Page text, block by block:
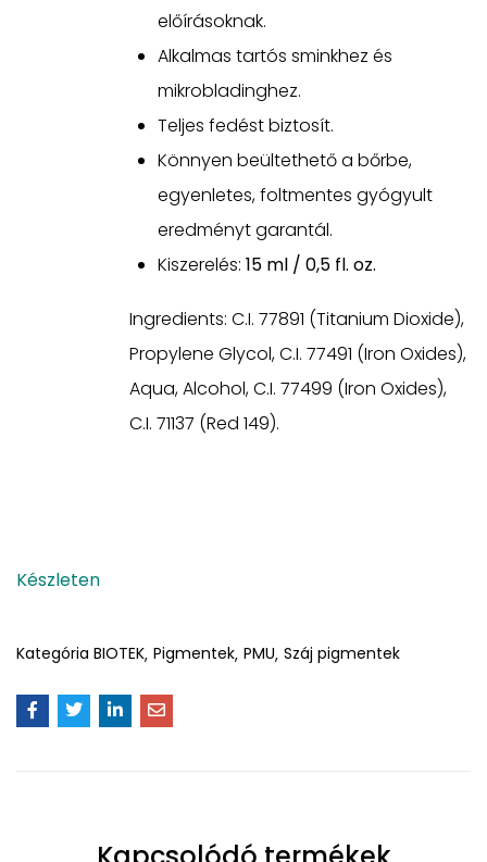
előírásoknak.
Alkalmas tartós sminkhez és
mikrobladinghez.
Teljes fedést biztosít.
Könnyen beültethető a bőrbe,
egyenletes, foltmentes gyógyult
eredményt garantál.
Kiszerelés: 15 ml / 0,5 fl. oz.
Ingredients: C.I. 77891 (Titanium Dioxide),
Propylene Glycol, C.I. 77491 (Iron Oxides),
Aqua, Alcohol, C.I. 77499 (Iron Oxides),
C.I. 71137 (Red 149).
Készleten
Kategória BIOTEK Pigmentek PMU Száj pigmentek